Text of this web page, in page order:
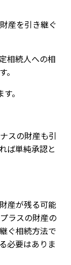
産を引き継ぐ
相続人への相
。
スの財産も引
ば単純承認と
産が残る可能
ラスの財産の
ぐ相続方法で
必要はありま